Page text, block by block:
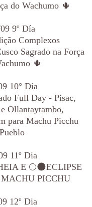
do Wachumo 🌵
9º Día
Complexos
Sagrado na Força
🌵
10° Dia
Full Day - Pisac,
Ollantaytambo,
para Machu Picchu
Pueblo
11º Dia
E 🌕🌑ECLIPSE
PICCHU
12º Dia